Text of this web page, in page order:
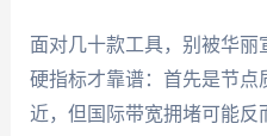
面对几十款工具，别被华
硬指标才靠谱：首先是节点
近，但国际带宽拥堵可能反